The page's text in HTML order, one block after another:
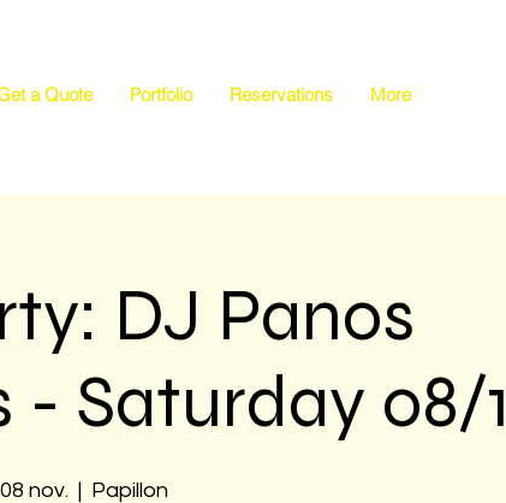
a Quote Portfolio Reservations More
DJ Panos
Saturday 08/
nov.
  |
Papillon